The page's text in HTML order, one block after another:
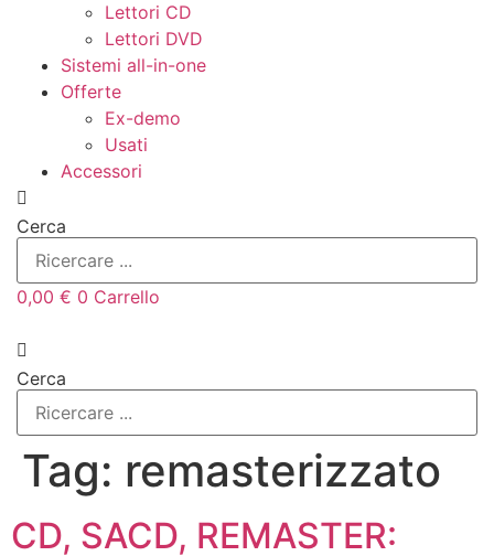
Lettori CD
Lettori DVD
Sistemi all-in-one
Offerte
Ex-demo
Usati
Accessori
Cerca
0,00 € 0 Carrello
Cerca
Tag: remasterizzato
CD, SACD, REMASTER: